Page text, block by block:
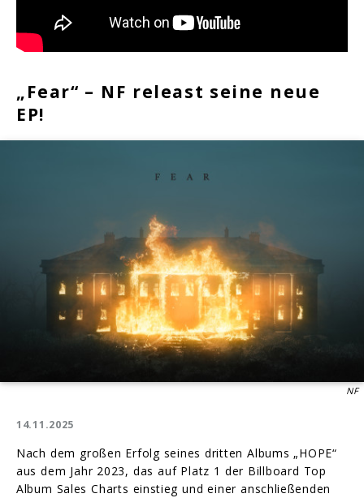
„Fear“ – NF releast seine neue
EP!
NF
14.11.2025
Nach dem großen Erfolg seines dritten Albums „HOPE“
aus dem Jahr 2023, das auf Platz 1 der Billboard Top
Album Sales Charts einstieg und einer anschließenden